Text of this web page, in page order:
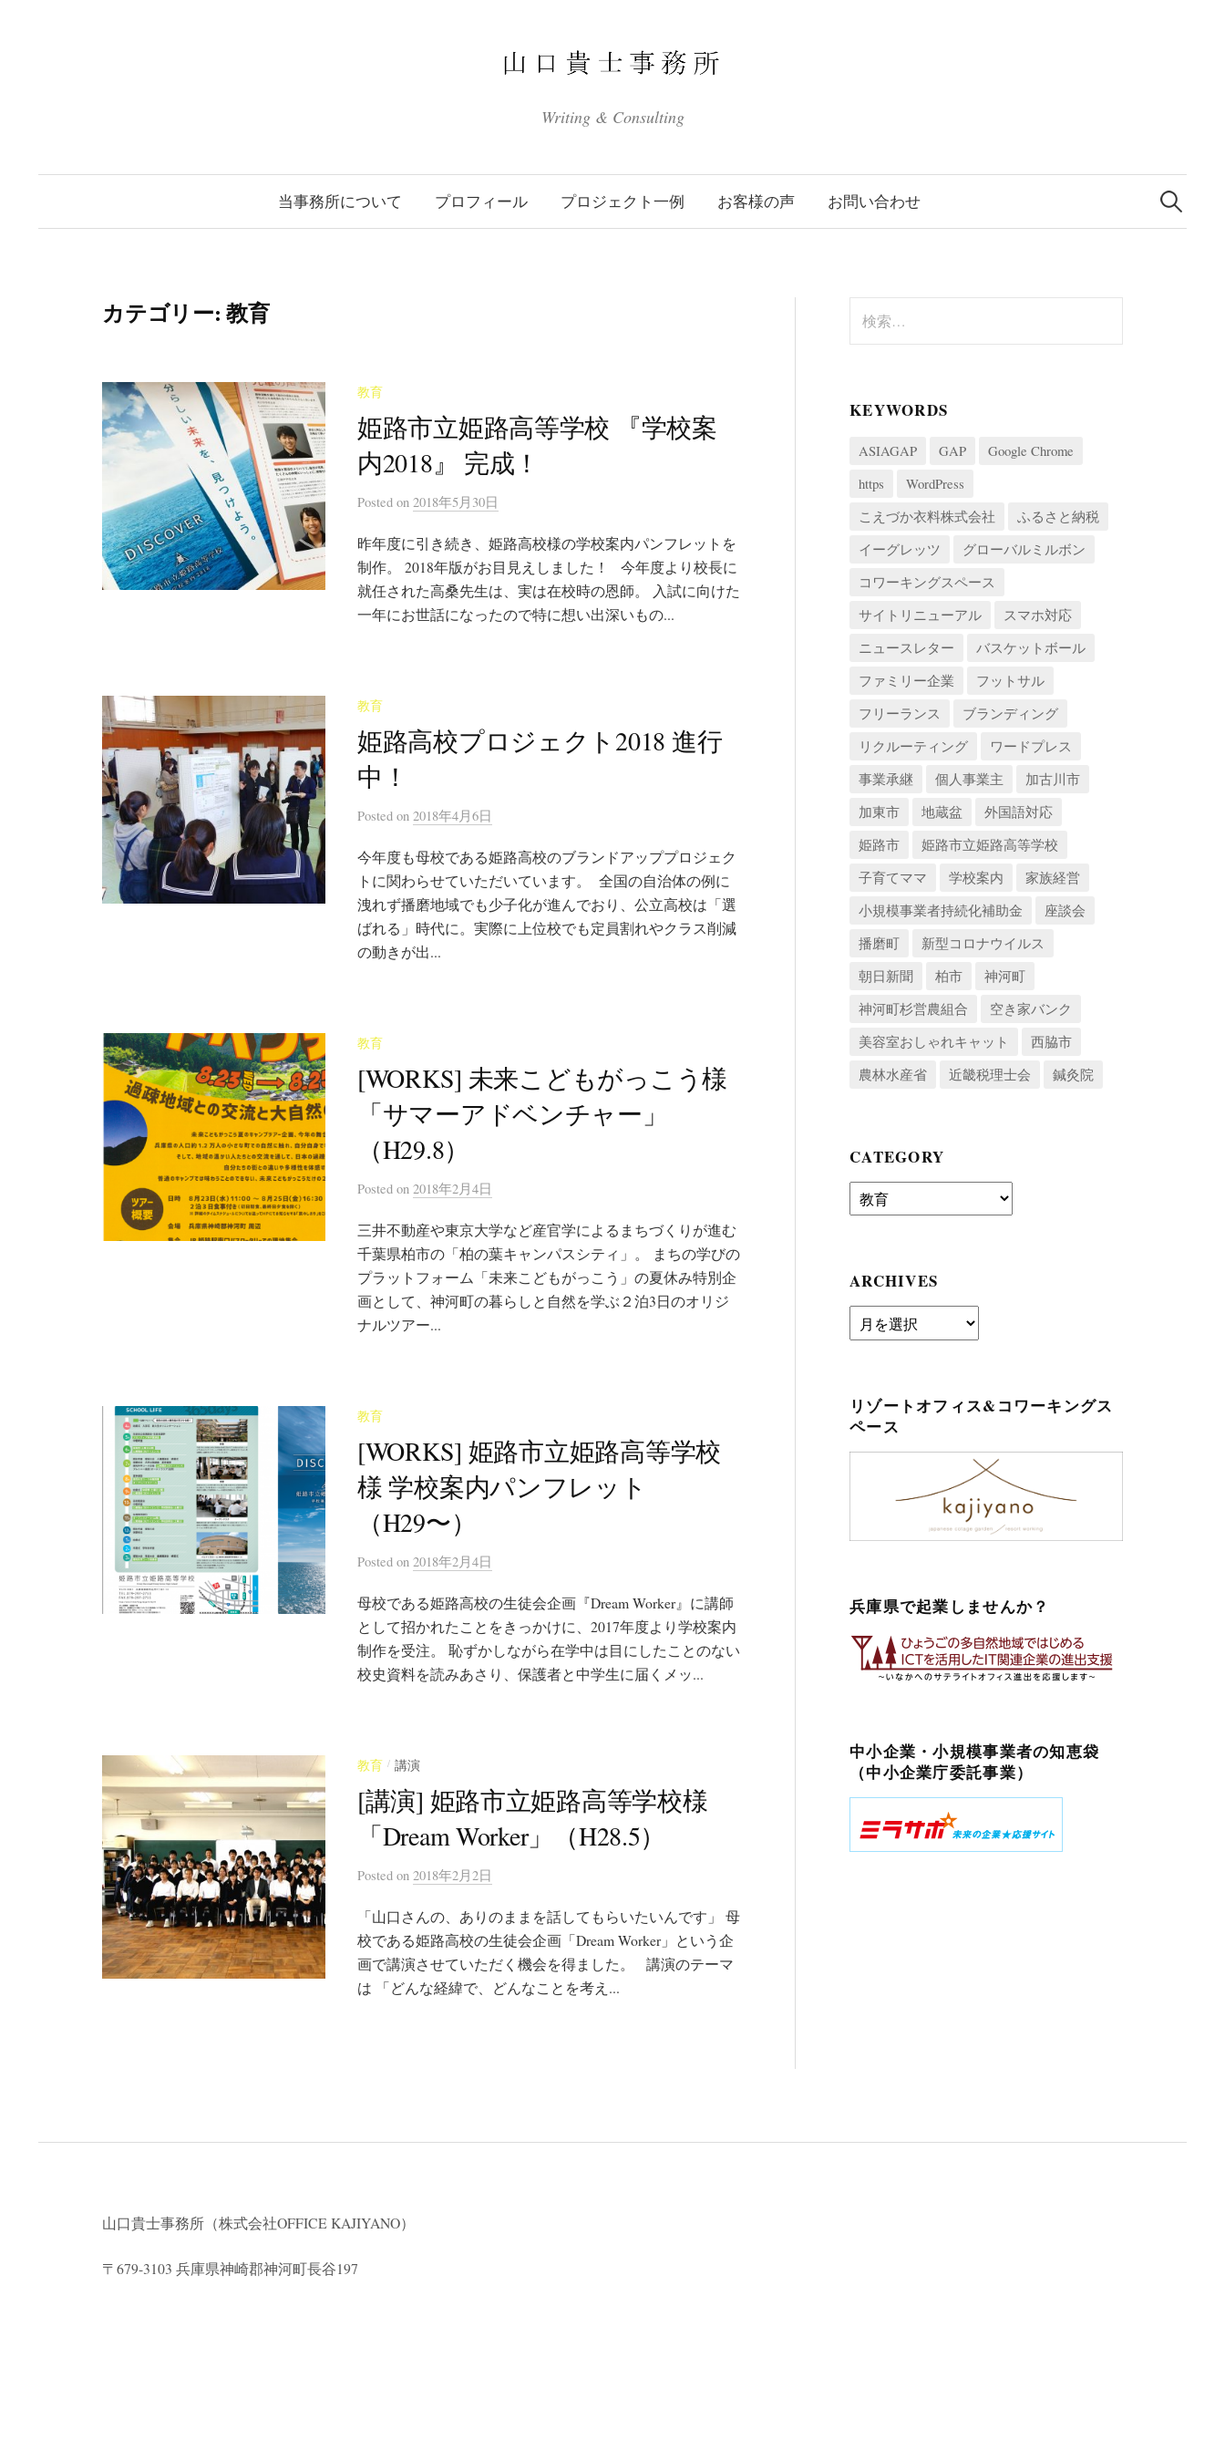
ス
ッ
Writing & Consulting
当事務所について プロフィール プロジェクト一例 お客様の声 お問い合わせ
検
索:
カテゴリー:教育
教育
姫路市立姫路高等学校 『学校案
内2018』 完成！
Posted on 2018年5月30日
昨年度に引き続き、姫路高校様の学校案内パンフレットを
制作。 2018年版がお目見えしました！ 今年度より校長に
就任された高桑先生は、実は在校時の恩師。 入試に向けた
一年にお世話になったので特に想い出深いもの...
教育
姫路高校プロジェクト2018 進行
中！
Posted on 2018年4月6日
今年度も母校である姫路高校のブランドアッププロジェク
トに関わらせていただいています。 全国の自治体の例に
洩れず播磨地域でも少子化が進んでおり、公立高校は「選
ばれる」時代に。実際に上位校でも定員割れやクラス削減
の動きが出...
教育
[WORKS] 未来こどもがっこう様
「サマーアドベンチャー」
（H29.8）
Posted on 2018年2月4日
三井不動産や東京大学など産官学によるまちづくりが進む
千葉県柏市の「柏の葉キャンパスシティ」。 まちの学びの
プラットフォーム「未来こどもがっこう」の夏休み特別企
画として、神河町の暮らしと自然を学ぶ２泊3日のオリジ
ナルツアー...
教育
[WORKS] 姫路市立姫路高等学校
様 学校案内パンフレット
（H29〜）
Posted on 2018年2月4日
母校である姫路高校の生徒会企画『Dream Worker』に講師
として招かれたことをきっかけに、2017年度より学校案内
制作を受注。 恥ずかしながら在学中は目にしたことのない
校史資料を読みあさり、保護者と中学生に届くメッ...
教育 / 講演
[講演] 姫路市立姫路高等学校様
「Dream Worker」（H28.5）
Posted on 2018年2月2日
「山口さんの、ありのままを話してもらいたいんです」 母
校である姫路高校の生徒会企画「Dream Worker」という企
画で講演させていただく機会を得ました。 講演のテーマ
は 「どんな経緯で、どんなことを考え...
索:
KEYWORDS
ASIAGAP GAP
Google Chrome
https
WordPress
こえづか衣料株式会社
ふるさと納税
イーグレッツ
グローバルミルボン
コワーキングスペース
サイトリニューアル
スマホ対応
ニュースレター
バスケットボール
ファミリー企業
フットサル
フリーランス
ブランディング
リクルーティング
ワードプレス
事業承継
個人事業主
加古川市
加東市
地蔵盆
外国語対応
姫路市
姫路市立姫路高等学校
子育てママ
学校案内
家族経営
小規模事業者持続化補助金
座談会
播磨町
新型コロナウイルス
朝日新聞
柏市
神河町
神河町杉営農組合
空き家バンク
美容室おしゃれキャット
西脇市
農林水産省
近畿税理士会 鍼灸院
CATEGORY
Category
ARCHIVES
archives
リゾートオフィス&コワーキングス
ペース
兵庫県で起業しませんか？
中小企業・小規模事業者の知恵袋
（中小企業庁委託事業）
山口貴士事務所（株式会社OFFICE KAJIYANO）
〒679-3103 兵庫県神崎郡神河町長谷197